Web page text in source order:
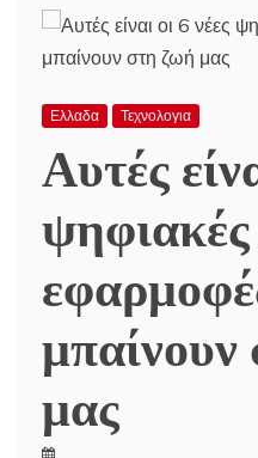
Ελλαδα Τεχνολογια
Αυτές
ψηφιακές
μας